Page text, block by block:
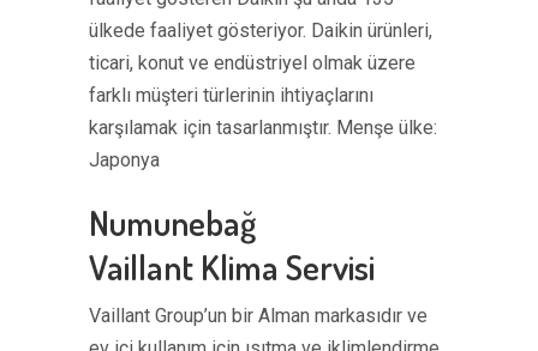
ülkede faaliyet gösteriyor. Daikin ürünleri,
ticari, konut ve endüstriyel olmak üzere
farklı müşteri türlerinin ihtiyaçlarını
karşılamak için tasarlanmıştır. Menşe ülke:
Japonya
Numunebağ
Vaillant Klima Servisi
Vaillant Group’un bir Alman markasıdır ve